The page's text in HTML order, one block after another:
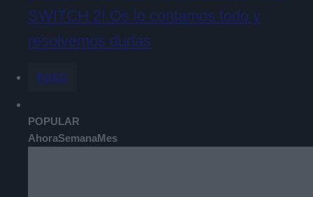
SWITCH 2! Os lo contamos todo y
resolvemos dudas
FORO
POPULAR
AhoraSemanaMes